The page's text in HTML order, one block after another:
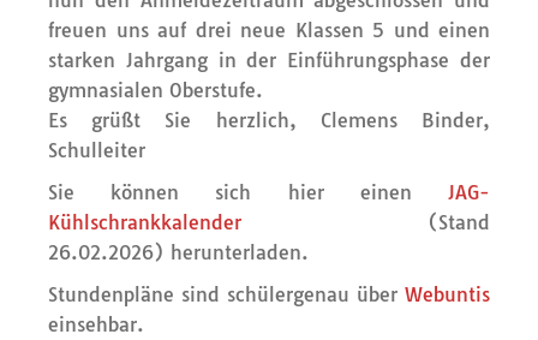
freuen uns auf drei neue Klassen 5 und einen
starken Jahrgang in der Einführungsphase der
gymnasialen Oberstufe.
Es grüßt Sie herzlich, Clemens Binder,
Schulleiter
Sie können sich hier einen JAG-
Kühlschrankkalender (Stand
26.02.2026) herunterladen.
Stundenpläne sind schülergenau über Webuntis
einsehbar.